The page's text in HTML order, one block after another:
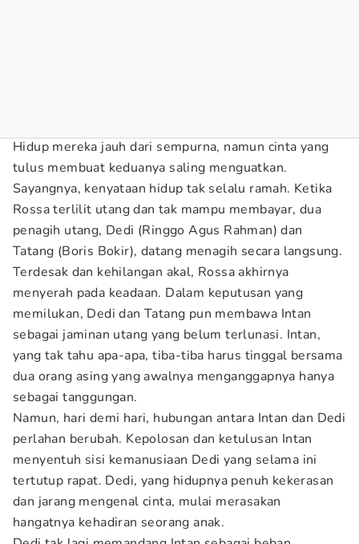
Hidup mereka jauh dari sempurna, namun cinta yang
tulus membuat keduanya saling menguatkan.
Sayangnya, kenyataan hidup tak selalu ramah. Ketika
Rossa terlilit utang dan tak mampu membayar, dua
penagih utang, Dedi (Ringgo Agus Rahman) dan
Tatang (Boris Bokir), datang menagih secara langsung.
Terdesak dan kehilangan akal, Rossa akhirnya
menyerah pada keadaan. Dalam keputusan yang
memilukan, Dedi dan Tatang pun membawa Intan
sebagai jaminan utang yang belum terlunasi. Intan,
yang tak tahu apa-apa, tiba-tiba harus tinggal bersama
dua orang asing yang awalnya menganggapnya hanya
sebagai tanggungan.
Namun, hari demi hari, hubungan antara Intan dan Dedi
perlahan berubah. Kepolosan dan ketulusan Intan
menyentuh sisi kemanusiaan Dedi yang selama ini
tertutup rapat. Dedi, yang hidupnya penuh kekerasan
dan jarang mengenal cinta, mulai merasakan
hangatnya kehadiran seorang anak.